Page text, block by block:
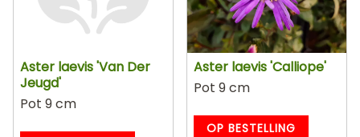
Aster laevis 'Van Der
Jeugd'
Pot 9 cm
Aster laevis 'Calliope'
Pot 9 cm
OP BESTELLING